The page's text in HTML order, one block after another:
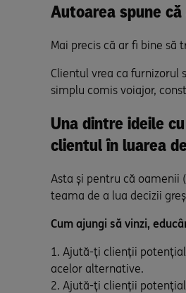
Autoarea spune
Mai precis că ar fi bine să
Clientul vrea ca furnizorul
simplu comis voiajor,
Una dintre ideile
clientul în luarea
Asta și pentru că
teama de a lua decizii
Cum ajungi să vinzi,
Ajută-ți clienții
acelor alternative.
Ajută-ți clienții